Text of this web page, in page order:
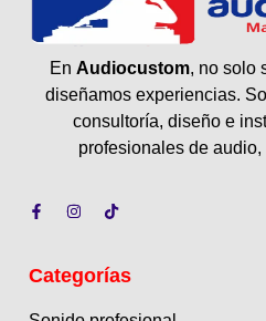
En Audiocustom, no solo
diseñamos experiencias.
consultoría, diseño e
profesionales de
Categorías